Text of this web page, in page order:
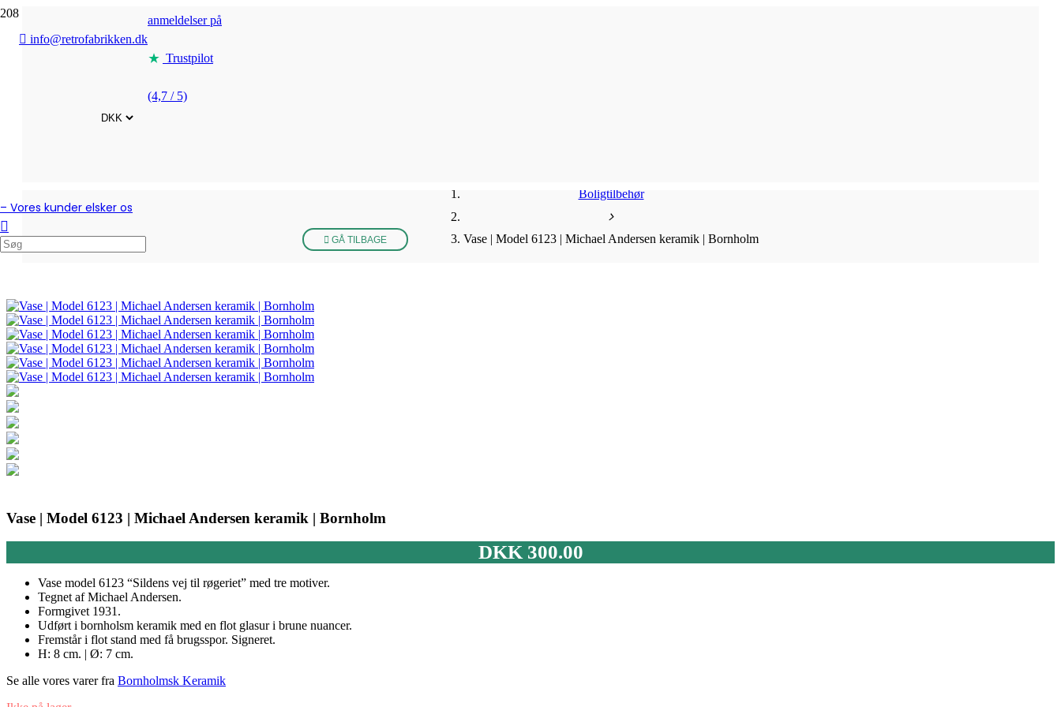
info@retrofabrikken.dk
anmeldelser på
Trustpilot
(4,7 / 5)
– Vores kunder elsker os
GÅ TILBAGE
Boligtilbehør
Vase | Model 6123 | Michael Andersen keramik | Bornholm
Vase | Model 6123 | Michael Andersen keramik | Bornholm
DKK300.00
Vase model 6123 “Sildens vej til røgeriet” med tre motiver.
Tegnet af Michael Andersen.
Formgivet 1931.
Udført i bornholsm keramik med en flot glasur i brune nuancer.
Fremstår i flot stand med få brugsspor. Signeret.
H: 8 cm. | Ø: 7 cm.
Se alle vores varer fra Bornholmsk Keramik